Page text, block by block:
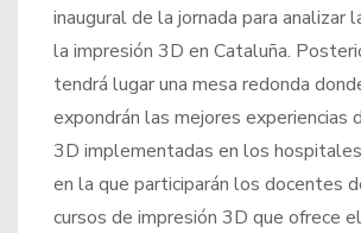
inaugural de la jornada para analizar
la impresión 3D en Cataluña.
tendrá lugar una mesa redonda
expondrán las mejores experiencias
3D implementadas en los
en la que participarán los docentes
cursos de impresión 3D que ofrece